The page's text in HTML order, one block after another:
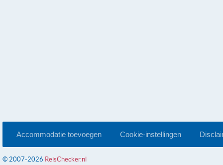
Accommodatie toevoegen Cookie-instellingen
© 2007-2026 ReisChecker.nl